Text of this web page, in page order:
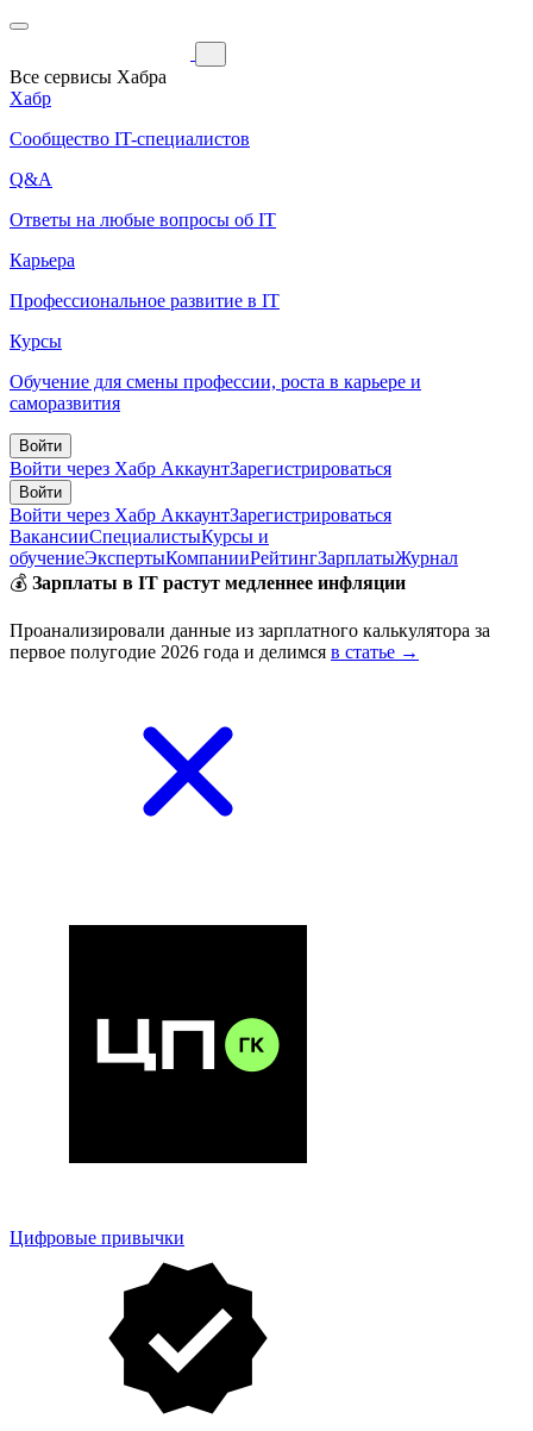
Все сервисы Хабра
Хабр
Сообщество IT-специалистов
Q&A
Ответы на любые вопросы об IT
Карьера
Профессиональное развитие в IT
Курсы
Обучение для смены профессии, роста в карьере и
саморазвития
Войти
Войти через Хабр АккаунтЗарегистрироваться
Войти
Войти через Хабр АккаунтЗарегистрироваться
ВакансииСпециалистыКурсы и
обучениеЭкспертыКомпанииРейтингЗарплатыЖурнал
💰 Зарплаты в IT растут медленнее инфляции
Проанализировали данные из зарплатного калькулятора за
первое полугодие 2026 года и делимся в статье →
Цифровые привычки